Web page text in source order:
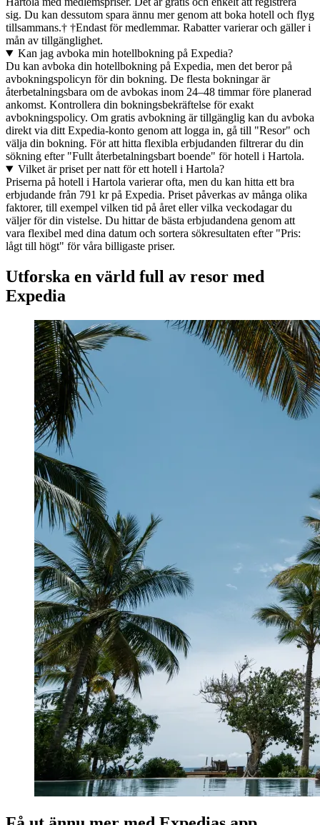
sig. Du kan dessutom spara ännu mer genom att boka hotell och flyg
tillsammans.† †Endast för medlemmar. Rabatter varierar och gäller i
mån av tillgänglighet.
Kan jag avboka min hotellbokning på Expedia?
Du kan avboka din hotellbokning på Expedia, men det beror på
avbokningspolicyn för din bokning. De flesta bokningar är
återbetalningsbara om de avbokas inom 24–48 timmar före planerad
ankomst. Kontrollera din bokningsbekräftelse för exakt
avbokningspolicy. Om gratis avbokning är tillgänglig kan du avboka
direkt via ditt Expedia-konto genom att logga in, gå till "Resor" och
välja din bokning. För att hitta flexibla erbjudanden filtrerar du din
sökning efter "Fullt återbetalningsbart boende" för hotell i Hartola.
Vilket är priset per natt för ett hotell i Hartola?
Priserna på hotell i Hartola varierar ofta, men du kan hitta ett bra
erbjudande från 791 kr på Expedia. Priset påverkas av många olika
faktorer, till exempel vilken tid på året eller vilka veckodagar du
väljer för din vistelse. Du hittar de bästa erbjudandena genom att
vara flexibel med dina datum och sortera sökresultaten efter "Pris:
lågt till högt" för våra billigaste priser.
Utforska en värld full av resor med
Expedia